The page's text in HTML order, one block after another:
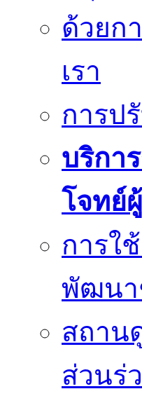
ด้วยก
เรา
การป
บริกา
โจทย์
การใ
พัฒนา
สถาน
ส่วนร่